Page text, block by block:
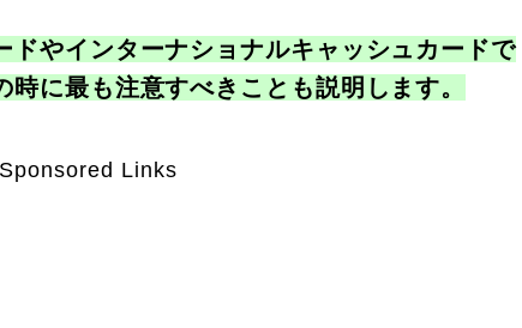
ドやインターナショナルキャッシュカードで
に最も注意すべきことも説明します。
Sponsored Links